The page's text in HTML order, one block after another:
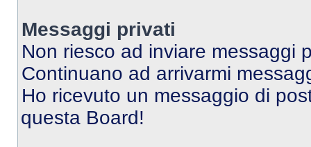
Messaggi privati
Non riesco ad inviare messaggi
Continuano ad arrivarmi
Ho ricevuto un messaggio di
questa Board!